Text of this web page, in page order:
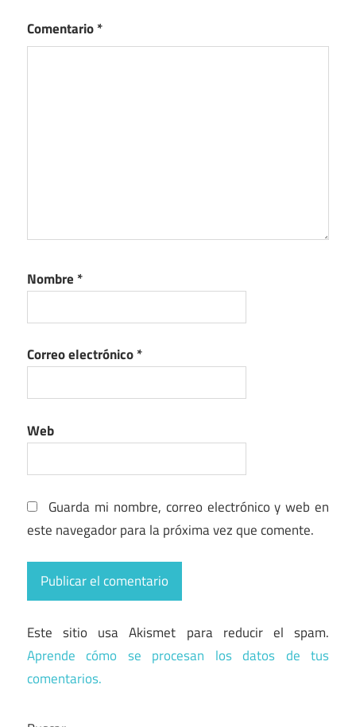
Comentario*
Nombre *
Correo electrónico*
Web
Guarda mi nombre, correo electrónico y web en
este navegador para la próxima vez que comente.
Este sitio usa Akismet para reducir el spam.
Aprende cómo se procesan los datos de tus
comentarios.